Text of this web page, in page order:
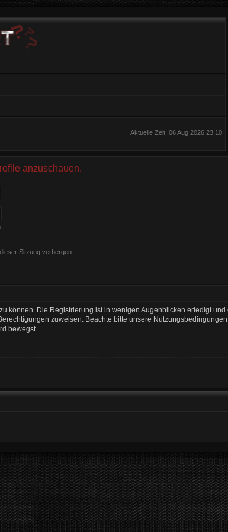
Aktuelle Zeit: 06 Aug 2026 23:10
anzuschauen.
Sitzung verbergen
können. Die Registrierung ist in wenigen Augenblicken erledigt
zuweisen. Beachte bitte unsere
bewegst.